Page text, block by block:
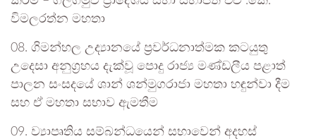
විමලරත්න මහතා
08. ගිමන්හල උද්‍යානයේ ප්‍රවර්ධනාත්මක කටයුතු
උදෙසා අනුග්‍රහය දැක්වූ පොදු රාජ්‍ය මණ්ඩලීය පළාත්
පාලන සංසදයේ ශාන් ශන්මුගරාජා මහතා හඳුන්වා දීම
සහ ඒ මහතා සභාව ඇමතීම
09. ව්‍යාපෘතිය සම්බන්ධයෙන් සභාවෙන් අදහස්